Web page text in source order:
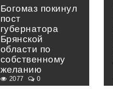
Богомаз покинул
пост
губернатора
Брянской
области по
собственному
желанию
2077 0